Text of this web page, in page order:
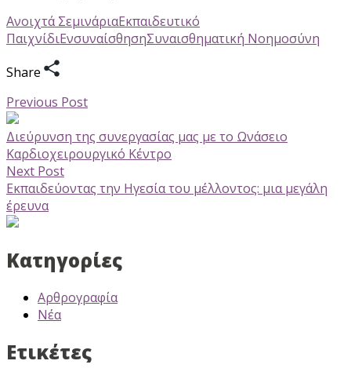
Ανοιχτά ΣεμινάριαΕκπαιδευτικό
ΠαιχνίδιΕνσυναίσθησηΣυναισθηματική Νοημοσύνη
Share
Previous Post
Διεύρυνση της συνεργασίας μας με το Ωνάσειο
Καρδιοχειρουργικό Κέντρο
Next Post
Εκπαιδεύοντας την Ηγεσία του μέλλοντος: μια μεγάλη
έρευνα
Κατηγορίες
Αρθρογραφία
Νέα
Ετικέτες